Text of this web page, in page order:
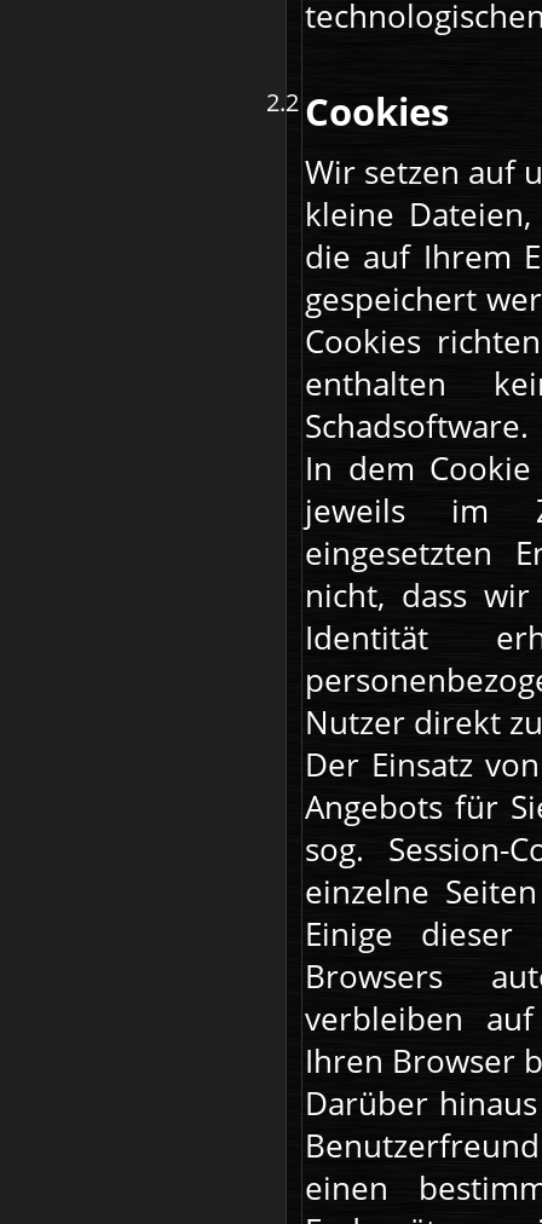
Cookies
Wir setzen auf
kleine
die auf Ihrem
gespeichert
Cookies
enthalten
Schadsoftware.
In dem
jeweils im
eingesetzten
nicht, dass
Identität
Nutzer direkt
Der Einsatz
Angebots für
sog.
einzelne
Einige dieser
Browsers
verbleiben
Ihren Browser
Darüber
einen